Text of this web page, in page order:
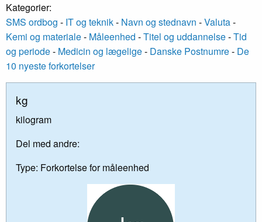
Kategorier:
SMS ordbog - IT og teknik- Navn og stednavn -Valuta-
Kemi og materiale- Måleenhed -Titel og uddannelse-Tid
og periode- Medicin og lægelige- Danske Postnumre- De
10 nyeste forkortelser
kg
kilogram
Del med andre:
Type: Forkortelse for måleenhed